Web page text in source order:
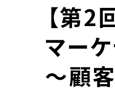
【第
マー
〜顧